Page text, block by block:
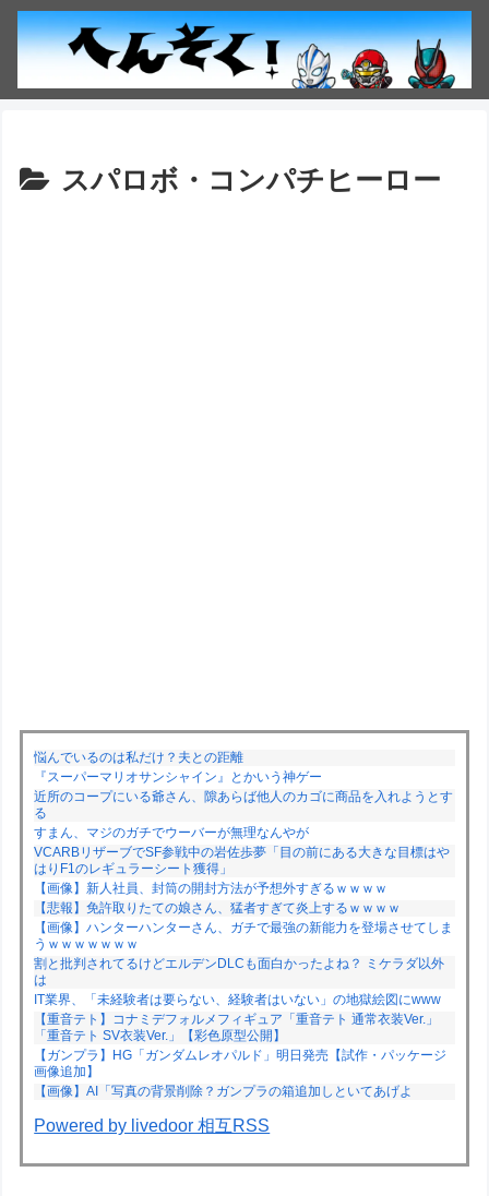
スパロボ・コンパチヒーロー
悩んでいるのは私だけ？夫との距離
『スーパーマリオサンシャイン』とかいう神ゲー
近所のコープにいる爺さん、隙あらば他人のカゴに商品を入れようとす
る
すまん、マジのガチでウーバーが無理なんやが
VCARBリザーブでSF参戦中の岩佐歩夢「目の前にある大きな目標はや
はりF1のレギュラーシート獲得」
【画像】新人社員、封筒の開封方法が予想外すぎるｗｗｗｗ
【悲報】免許取りたての娘さん、猛者すぎて炎上するｗｗｗｗ
【画像】ハンターハンターさん、ガチで最強の新能力を登場させてしま
うｗｗｗｗｗｗｗ
割と批判されてるけどエルデンDLCも面白かったよね？ ミケラダ以外
は
IT業界、「未経験者は要らない、経験者はいない」の地獄絵図にwww
【重音テト】コナミデフォルメフィギュア「重音テト 通常衣装Ver.」
「重音テト SV衣装Ver.」【彩色原型公開】
【ガンプラ】HG「ガンダムレオパルド」明日発売【試作・パッケージ
画像追加】
【画像】AI「写真の背景削除？ガンプラの箱追加しといてあげよ
Powered by livedoor 相互RSS